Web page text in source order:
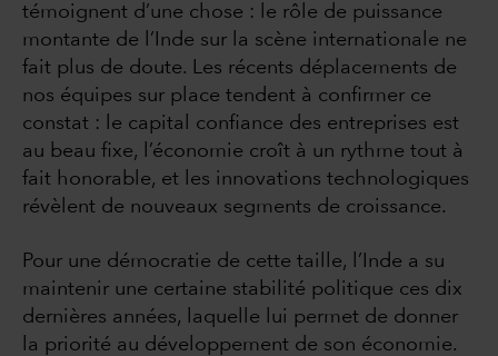
témoignent d’une chose : le rôle de puissance
montante de l’Inde sur la scène internationale ne
fait plus de doute. Les récents déplacements de
nos équipes sur place tendent à confirmer ce
constat : le capital confiance des entreprises est
au beau fixe, l’économie croît à un rythme tout à
fait honorable, et les innovations technologiques
révèlent de nouveaux segments de croissance.
Pour une démocratie de cette taille, l’Inde a su
maintenir une certaine stabilité politique ces dix
dernières années, laquelle lui permet de donner
la priorité au développement de son économie.